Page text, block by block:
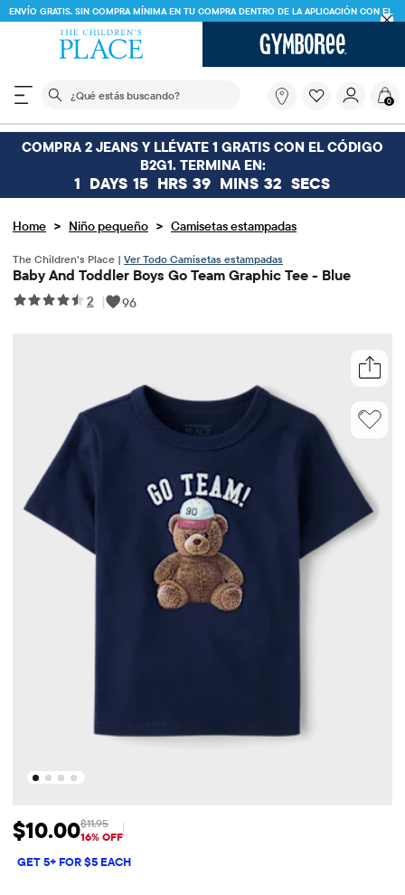
ENVÍO GRATIS. SIN COMPRA MÍNIMA EN TU COMPRA DENTRO DE LA APLICACIÓN CON EL
CÓDIGO
El siguiente campo de búsqueda filtra las
buscando?
0
COMPRA 2 JEANS Y LLÉVATE 1 GRATIS CON EL CÓDIGO
B2G1. TERMINA EN:
1 DAYS 15 HRS 39 MINS 32 SECS
Home > Niño pequeño > Camisetas estampadas
The Children’s Place | Ver Todo Camisetas estampadas
Baby And Toddler Boys Go Team Graphic Tee - Blue
2 | 96
Precio de venta: $10
$10.00 Precio original: $11.95
$11.95
16% OFF
GET 5+ FOR $5 EACH